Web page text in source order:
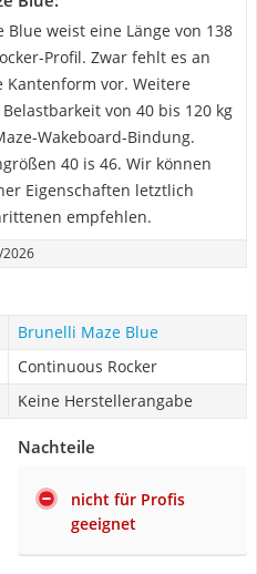
weist eine Länge von 138
Profil. Zwar fehlt es an
vor. Weitere
von 40 bis 120 kg
Wakeboard-Bindung.
40 is 46. Wir können
Eigenschaften letztlich
empfehlen.
Brunelli Maze Blue
Continuous Rocker
Keine Herstellerangabe
Nachteile
nicht für Profis
geeignet